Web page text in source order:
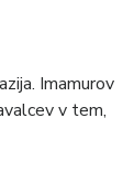
Imamurov
v tem,